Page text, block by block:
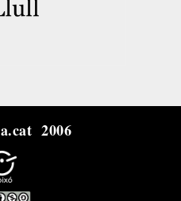
2006